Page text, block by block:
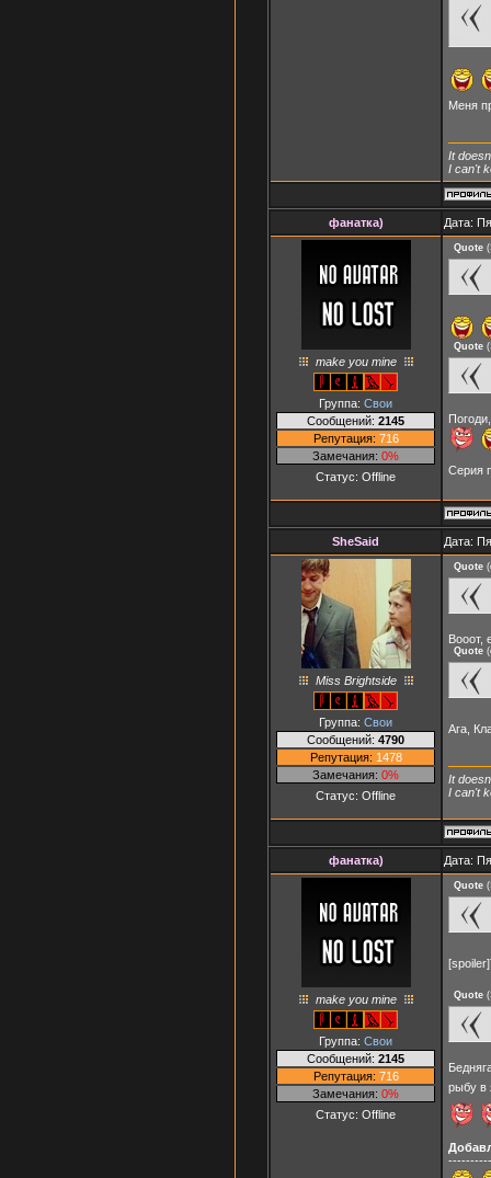
Меня
It
I can't
фанатка) Дата:
make you mine
Группа: Свои
Сообщений: 2145
Репутация: 716
Замечания: 0%
Статус: Offline
Quote (
Quote (
Серия
SheSaid Дата:
Miss Brightside
Группа: Свои
Сообщений: 4790
Репутация: 1478
Замечания: 0%
Статус: Offline
Quote (
Вооот,
Quote (
Ага,
It
I can't
фанатка) Дата:
make you mine
Группа: Свои
Сообщений: 2145
Репутация: 716
Замечания: 0%
Статус: Offline
Quote (
Quote (
рыбу в